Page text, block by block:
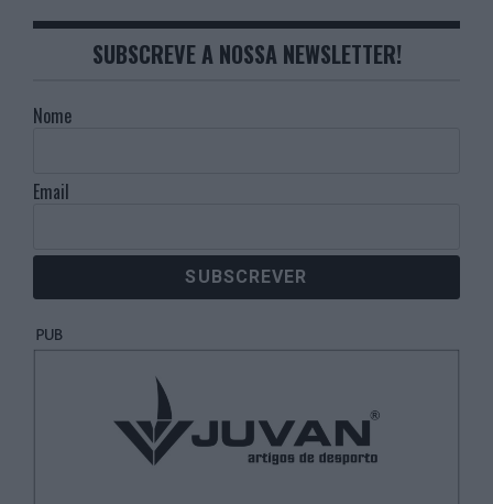
SUBSCREVE A NOSSA NEWSLETTER!
Nome
Email